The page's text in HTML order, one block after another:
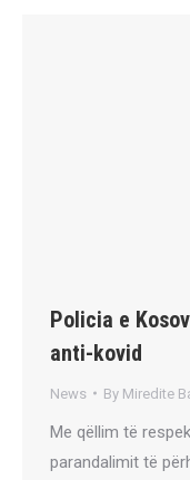
Policia e
anti-kovid
News By Miredite
Me qëllim të
parandalimit të